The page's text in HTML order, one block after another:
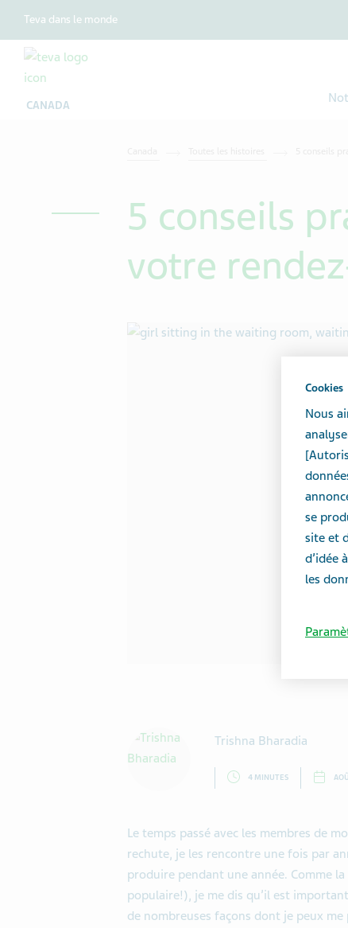
Teva dans le monde
CANADA
5 conseils
votre
Trishna Bharadia
4 MINUTES
Le temps passé avec les membres de
rechute, je les rencontre une fois par
produire pendant une année. Comme
populaire!), je me dis qu’il est
de nombreuses façons dont je peux
Cookies
Nous
se
site et
d’idée
les